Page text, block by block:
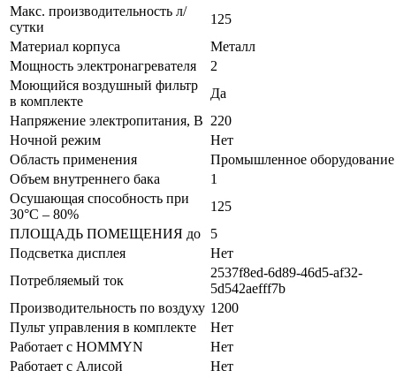
Макс. производительность л/
сутки
125
Материал корпуса
Металл
Мощность электронагревателя
2
Моющийся воздушный фильтр
в комплекте
Да
Напряжение электропитания, В 220
Ночной режим
Нет
Область применения
Промышленное оборудование
Объем внутреннего бака
1
Осушающая способность при
30°C – 80%
125
ПЛОЩАДЬ ПОМЕЩЕНИЯ до
5
Подсветка дисплея
Нет
Потребляемый ток
2537f8ed-6d89-46d5-af32-
5d542aefff7b
Производительность по воздуху 1200
Пульт управления в комплекте
Нет
Работает с HOMMYN
Нет
Работает с Алисой
Нет